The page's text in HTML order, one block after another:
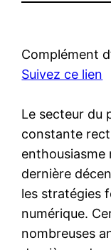
Complément
Suivez ce lien
Le secteur du
constante
enthousiasme
dernière
les stratégies
numérique.
nombreuses